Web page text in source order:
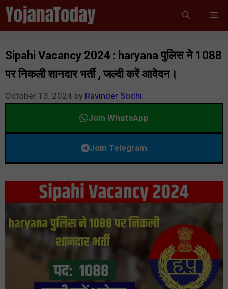
Skip
to
content
Sipahi Vacancy 2024 : haryana पुलिस ने 1088
पर निकली शानदार भर्ती , जल्दी करें आवेदन।
October 13, 2024 by Ravinder Sodhi
Join WhatsApp
Join Telegram